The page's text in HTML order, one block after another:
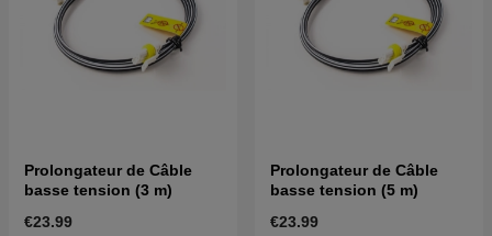
Prolongateur de Câble
basse tension (3 m)
€23.99
Prolongateur de Câble
basse tension (5 m)
€23.99